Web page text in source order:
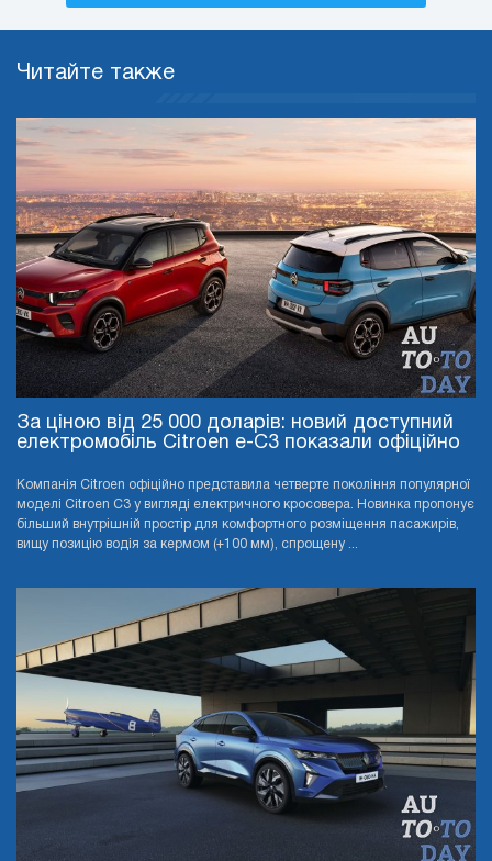
Читайте также
За ціною від 25 000 доларів: новий доступний
електромобіль Citroen e-C3 показали офіційно
Компанія Citroen офіційно представила четверте покоління популярної
моделі Citroen C3 у вигляді електричного кросовера. Новинка пропонує
більший внутрішній простір для комфортного розміщення пасажирів,
вищу позицію водія за кермом (+100 мм), спрощену ...